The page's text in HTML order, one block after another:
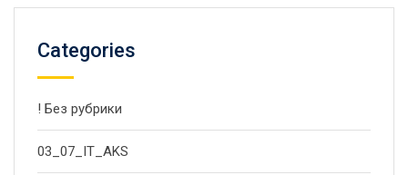
Categories
! Без рубрики
03_07_IT_AKS